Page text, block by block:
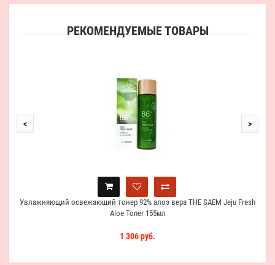
РЕКОМЕНДУЕМЫЕ ТОВАРЫ
Увлажняющий освежающий тонер 92% алоэ вера THE SAEM Jeju Fresh
Aloe Toner 155мл
1 306 руб.
< >